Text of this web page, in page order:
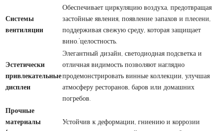
Системы
вентиляции
Обеспечивает циркуляцию воздуха, предотвращая
застойные явления, появление запахов и плесени,
поддерживая свежую среду, которая защищает
вино.’целостность.
Эстетически
привлекательные
дисплеи
Элегантный дизайн, светодиодная подсветка и
отличная видимость позволяют наглядно
продемонстрировать винные коллекции, улучшая
атмосферу ресторанов, баров или домашних
погребов.
Прочные
материалы
Устойчив к деформации, гниению и коррозии